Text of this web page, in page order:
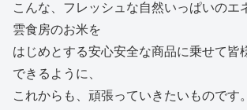
こんな、フレッシュな自然いっぱいのエ
雲食房のお米を
はじめとする安心安全な商品に乗せて皆
できるように、
これからも、頑張っていきたいものです。